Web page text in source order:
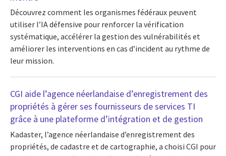
Découvrez comment les organismes fédéraux peuvent
utiliser l’IA défensive pour renforcer la vérification
systématique, accélérer la gestion des vulnérabilités et
améliorer les interventions en cas d’incident au rythme de
leur mission.
CGI aide l’agence néerlandaise d’enregistrement des
propriétés à gérer ses fournisseurs de services TI
grâce à une plateforme d’intégration et de gestion
Kadaster, l’agence néerlandaise d’enregistrement des
propriétés, de cadastre et de cartographie, a choisi CGI pour